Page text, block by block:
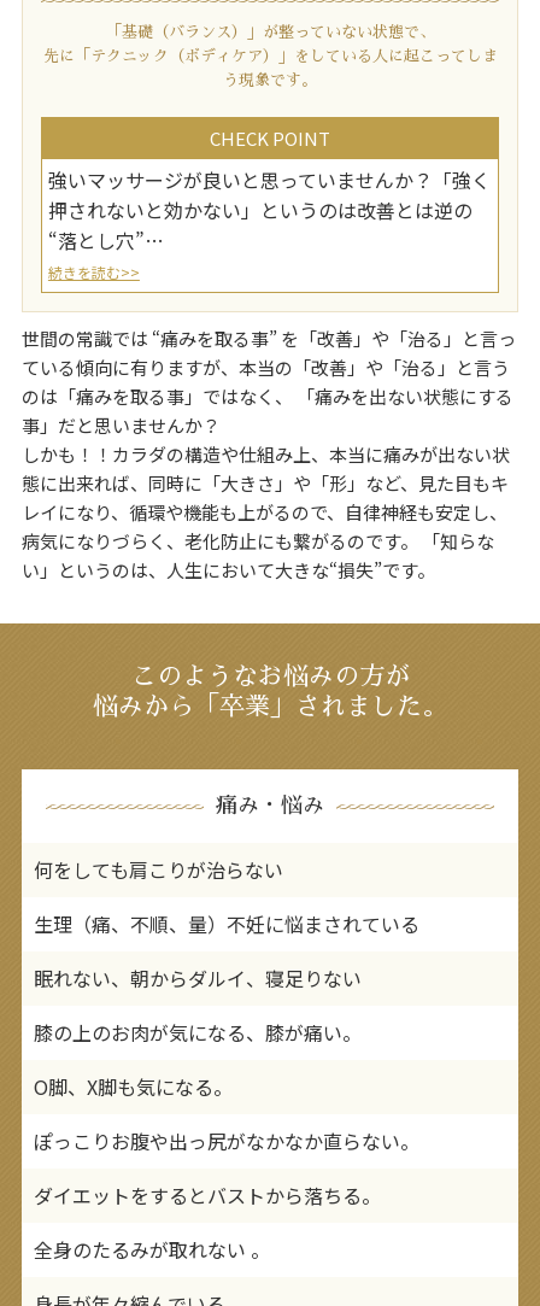
「基礎（バランス）」が整っていない状態で、
先に「テクニック（ボディケア）」をしている人に起こってしま
う現象です。
CHECK POINT
強いマッサージが良いと思っていませんか？「強く
押されないと効かない」というのは改善とは逆の
“落とし穴”…
続きを読む>>
世間の常識では “痛みを取る事” を「改善」や「治る」と言っ
ている傾向に有りますが、本当の「改善」や「治る」と言う
のは「痛みを取る事」ではなく、 「痛みを出ない状態にする
事」だと思いませんか？
しかも！！カラダの構造や仕組み上、本当に痛みが出ない状
態に出来れば、同時に「大きさ」や「形」など、見た目もキ
レイになり、循環や機能も上がるので、自律神経も安定し、
病気になりづらく、老化防止にも繋がるのです。 「知らな
い」というのは、人生において大きな“損失”です。
このようなお悩みの方が
悩みから「卒業」されました。
痛み・悩み
何をしても肩こりが治らない
生理（痛、不順、量）不妊に悩まされている
眠れない、朝からダルイ、寝足りない
膝の上のお肉が気になる、膝が痛い。
O脚、X脚も気になる。
ぽっこりお腹や出っ尻がなかなか直らない。
ダイエットをするとバストから落ちる。
全身のたるみが取れない 。